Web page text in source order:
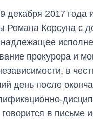
2017 года
Романа Корсуна с
прокурора и
в
день после
в письме